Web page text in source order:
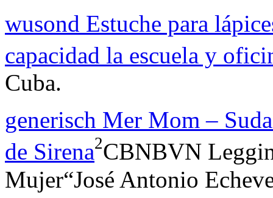
wusond Estuche para
capacidad la escuela y
Cuba.
generisch Mer Mom –
de Sirena2CBNBVN
Mujer“José Antonio